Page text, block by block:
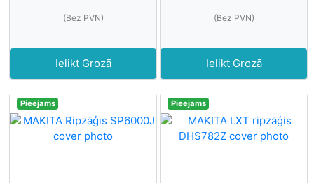
(Bez PVN)
Ielikt Grozā
(Bez PVN)
Ielikt Grozā
Pieejams Pieejams